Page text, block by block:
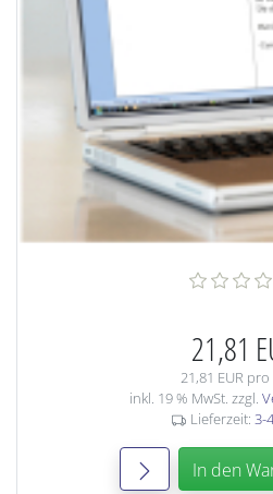
21,81
21,81 EUR
inkl. 19 % MwSt. zzgl.
Lieferzeit: 3-
In den